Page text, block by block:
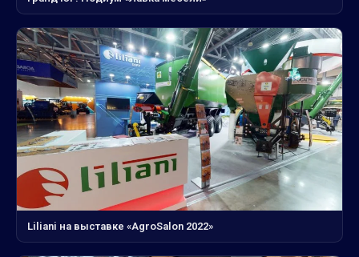
Liliani на выставке «AgroSalon 2022»